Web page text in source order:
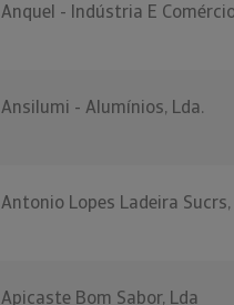
Anquel - Indústria E
Ansilumi - Alumínios, Lda.
Antonio Lopes Ladeira Sucrs,
Apicaste Bom Sabor, Lda